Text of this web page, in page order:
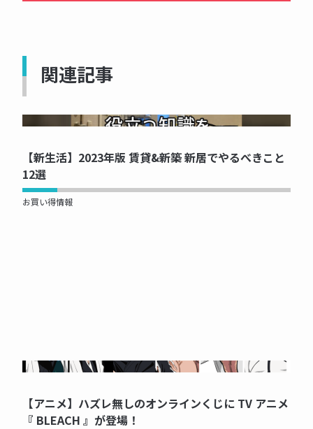
関連記事
NOW PRINTING...
【新生活】2023年版 賃貸&新築 新居でやるべきこと
12選
お買い得情報
NOW PRINTING...
【アニメ】ハズレ無しのオンラインくじに TV アニメ
『 BLEACH 』が登場！